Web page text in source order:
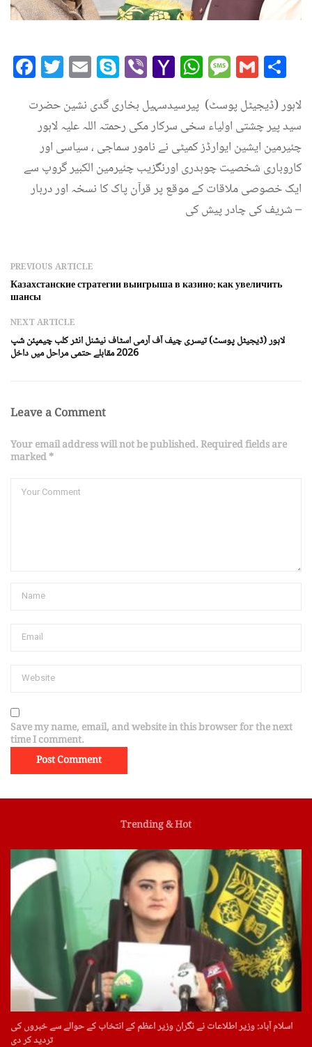
Facebook
Twitter
EmailSkype
ViberYahoo
Mail
لاہور (ڈیجیٹل پوسٹ) پیرسیدسہیل بخاری گدی نشین حضرت
سید پیر چشتی اولیاء سخی سرکار مکی رحمتہ اللہ علیہ لاہور
چئیرمین ایشین ایوارڈز کمیٹی نے نامور سماجی ، سیاسی اور
کاروباری شخصیت چوہدری اورنگزیب چئیرمین الکبیر گروپ سے
ایک خصوصی ملاقات کے موقع پر قرآن پاک کا نسخہ اور دربار
شریف کی چادر پیش کی –
PREVIOUS ARTICLE
Казахстанские стратегии выигрыша в казино: как увеличить
шансы
NEXT ARTICLE
لاہور (ڈیجیٹل پوسٹ) تیسری چیف آف آرمی اسٹاف نیشنل انٹر کلب چیمپئن شپ
2026 مقابلے حتمی مراحل میں داخل
Leave a Comment
Your email address will not be published. Required fields are
marked *
Save my name, email, and website in this browser for the next
time I comment.
Trending & Hot
اسلام آباد: وزیر اطلاعات نے نگران وزیر اعظم کے انتخاب کے حوالے سے خبروں کی
تردید کر دی